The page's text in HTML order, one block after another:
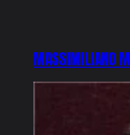
MASSIMILIANO